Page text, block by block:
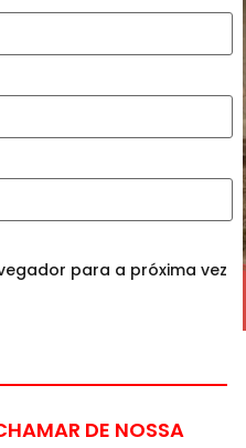
para a próxima vez
DE NOSSA